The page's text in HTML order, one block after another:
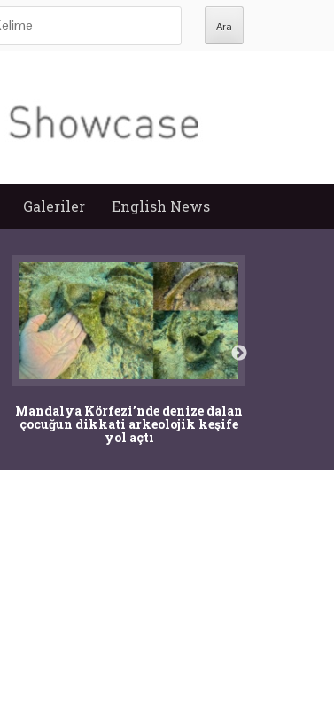
Galeriler English News
Mandalya Körfezi’nde denize dalan
çocuğun dikkati arkeolojik keşife
yol açtı